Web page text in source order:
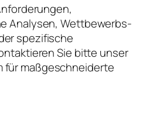
Analysen, Wettbewerbs-
spezifische
Sie bitte unser
für maßgeschneiderte